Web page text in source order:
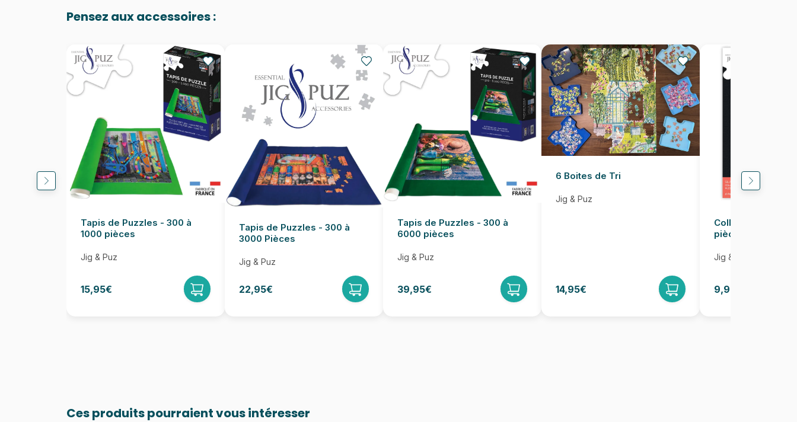
Pensez aux accessoires :
Tapis de Puzzles - 300 à
1000 pièces
Jig & Puz
15,95€
Tapis de Puzzles - 300 à
3000 Pièces
Jig & Puz
22,95€
Tapis de Puzzles - 300 à
6000 pièces
Jig & Puz
39,95€
6 Boites de Tri
Jig & Puz
14,95€
Colle pour Puzzle
pièces
Jig & Puz
9,95€
Ces produits pourraient vous intéresser